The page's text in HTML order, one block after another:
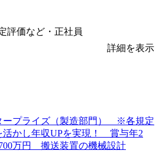
評価など・正社員
詳細を表示